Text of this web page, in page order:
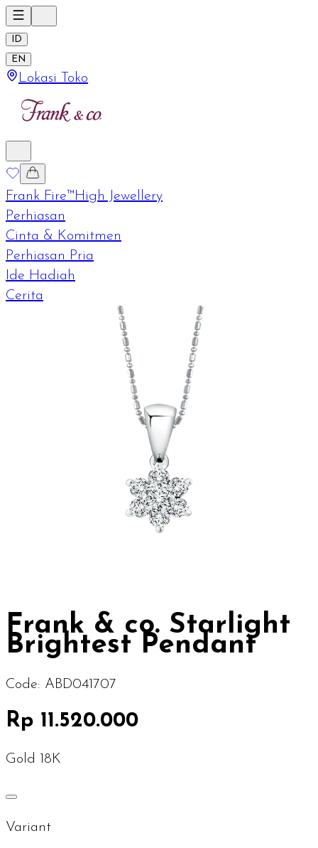
ID
EN
Lokasi Toko
Frank Fire™High Jewellery
Perhiasan
Cinta & Komitmen
Perhiasan Pria
Ide Hadiah
Cerita
Frank & co. Starlight
Brightest Pendant
Code: ABD041707
Rp 11.520.000
Gold 18K
Variant